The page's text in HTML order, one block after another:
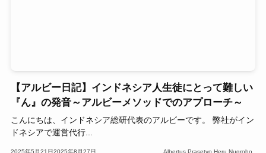
【アルビー日記】インドネシア人生徒にとって難しい
『ん』の発音～アルビーメソッドでのアプローチ～
こんにちは、インドネシア総研代表のアルビーです。 弊社がイン
ドネシアで運営代行...
2025年5月21日2025年8月27日 Albertus Prasetyo Heru Nugroho